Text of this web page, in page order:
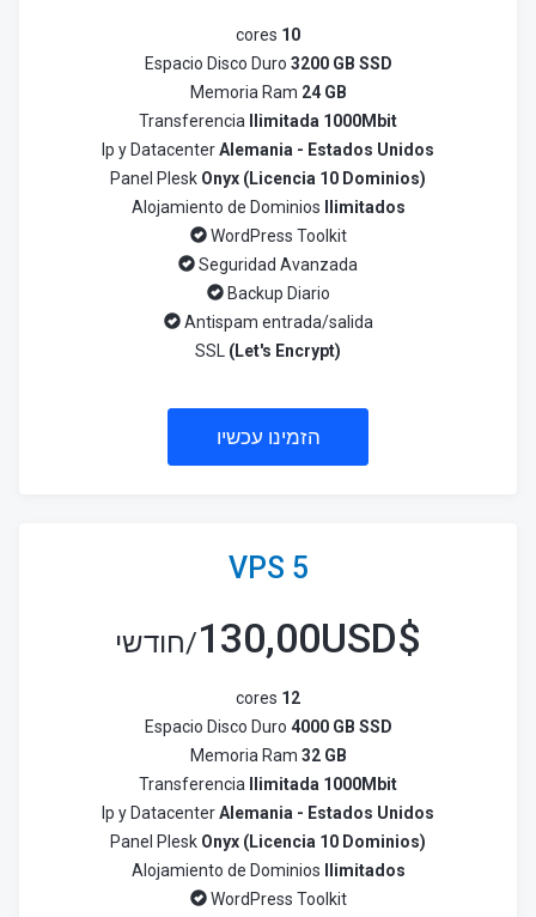
cores 10
Espacio Disco Duro 3200 GB SSD
Memoria Ram 24 GB
Transferencia
Ilimitada 1000Mbit
Ip y DatacenterAlemania - Estados Unidos
Panel Plesk Onyx (Licencia 10 Dominios)
Alojamiento de Dominios Ilimitados
WordPress Toolkit
Seguridad Avanzada
Backup Diario
Antispam entrada/salida
SSL (Let's Encrypt)
הזמינו עכשיו
VPS 5
$
130,00USD/חודשי
cores 12
Espacio Disco Duro 4000 GB SSD
Memoria Ram 32 GB
Transferencia
Ilimitada 1000Mbit
Ip y DatacenterAlemania - Estados Unidos
Panel Plesk Onyx (Licencia 10 Dominios)
Alojamiento de Dominios Ilimitados
WordPress Toolkit